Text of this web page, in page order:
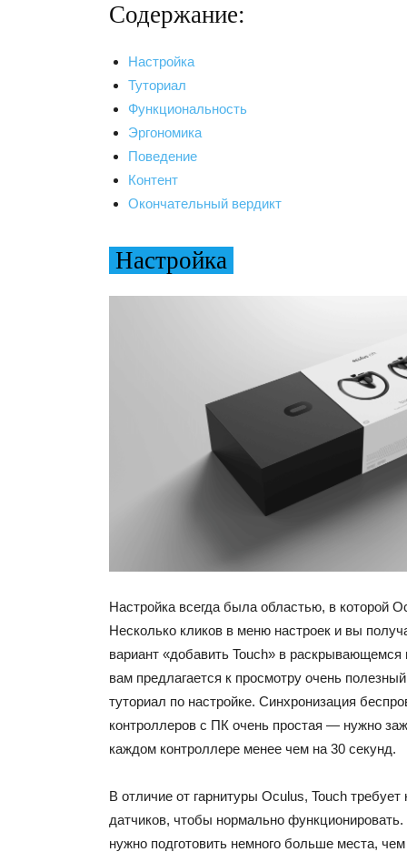
Содержание:
Настройка
Туториал
Функциональность
Эргономика
Поведение
Контент
Окончательный вердикт
Настройка
Настройка всегда была областью, в которой
Несколько кликов в меню настроек и вы
вариант «добавить Touch» в
вам предлагается к просмотру очень
туториал по настройке. Синхронизация
контроллеров с ПК очень простая — нужно
каждом контроллере менее чем на 30 секунд.
В отличие от гарнитуры Oculus, Touch требует
датчиков, чтобы нормально функционировать.
нужно подготовить немного больше места,